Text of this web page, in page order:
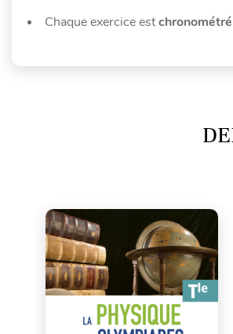
Chaque exercice estchronométré